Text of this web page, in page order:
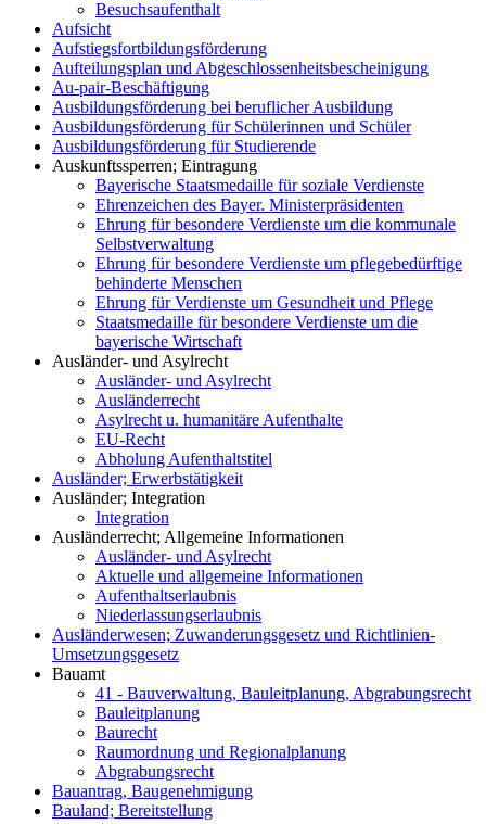
Besuchsaufenthalt
Aufsicht
Aufstiegsfortbildungsförderung
Aufteilungsplan und Abgeschlossenheitsbescheinigung
Au-pair-Beschäftigung
Ausbildungsförderung bei beruflicher Ausbildung
Ausbildungsförderung für Schülerinnen und Schüler
Ausbildungsförderung für Studierende
Auskunftssperren; Eintragung
Bayerische Staatsmedaille für soziale Verdienste
Ehrenzeichen des Bayer. Ministerpräsidenten
Ehrung für besondere Verdienste um die kommunale
Selbstverwaltung
Ehrung für besondere Verdienste um pflegebedürftige
behinderte Menschen
Ehrung für Verdienste um Gesundheit und Pflege
Staatsmedaille für besondere Verdienste um die
bayerische Wirtschaft
Ausländer- und Asylrecht
Ausländer- und Asylrecht
Ausländerrecht
Asylrecht u. humanitäre Aufenthalte
EU-Recht
Abholung Aufenthaltstitel
Ausländer; Erwerbstätigkeit
Ausländer; Integration
Integration
Ausländerrecht; Allgemeine Informationen
Ausländer- und Asylrecht
Aktuelle und allgemeine Informationen
Aufenthaltserlaubnis
Niederlassungserlaubnis
Ausländerwesen; Zuwanderungsgesetz und Richtlinien-
Umsetzungsgesetz
Bauamt
41 - Bauverwaltung, Bauleitplanung, Abgrabungsrecht
Bauleitplanung
Baurecht
Raumordnung und Regionalplanung
Abgrabungsrecht
Bauantrag, Baugenehmigung
Bauland; Bereitstellung